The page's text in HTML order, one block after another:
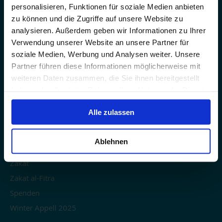
personalisieren, Funktionen für soziale Medien anbieten
zu können und die Zugriffe auf unsere Website zu
analysieren. Außerdem geben wir Informationen zu Ihrer
Verwendung unserer Website an unsere Partner für
soziale Medien, Werbung und Analysen weiter. Unsere
Partner führen diese Informationen möglicherweise mit
weiteren Daten zusammen, die Sie ihnen bereitgestellt
gesammelt haben.
Alle zulassen
Ablehnen
Banküberweisung
Karriere
Kontaktiere uns
SPENDEN
Fidya & Kaffara
Patenschaft für ein Waisenkind (ehemaliger Betrag)
Zakat
Zakat al-Fitra
Spenden
Winter Appell 2025